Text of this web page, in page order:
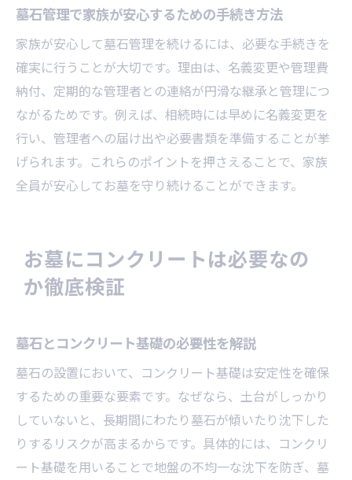
墓石管理で家族が安心するための手続き方法
家族が安心して墓石管理を続けるには、必要な手続きを
確実に行うことが大切です。理由は、名義変更や管理費
納付、定期的な管理者との連絡が円滑な継承と管理につ
ながるためです。例えば、相続時には早めに名義変更を
行い、管理者への届け出や必要書類を準備することが挙
げられます。これらのポイントを押さえることで、家族
全員が安心してお墓を守り続けることができます。
お墓にコンクリートは必要なの
か徹底検証
墓石とコンクリート基礎の必要性を解説
墓石の設置において、コンクリート基礎は安定性を確保
するための重要な要素です。なぜなら、土台がしっかり
していないと、長期間にわたり墓石が傾いたり沈下した
りするリスクが高まるからです。具体的には、コンクリ
ート基礎を用いることで地盤の不均一な沈下を防ぎ、墓